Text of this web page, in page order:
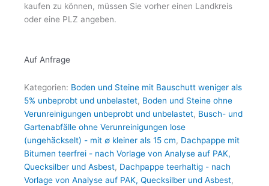
kaufen zu können, müssen Sie vorher einen Landkreis
oder eine PLZ angeben.
Auf Anfrage
Kategorien: Boden und Steine mit Bauschutt weniger als
5% unbeprobt und unbelastet, Boden und Steine ohne
Verunreinigungen unbeprobt und unbelastet, Busch- und
Gartenabfälle ohne Verunreinigungen lose
(ungehäckselt) - mit ∅ kleiner als 15 cm, Dachpappe mit
Bitumen teerfrei - nach Vorlage von Analyse auf PAK,
Quecksilber und Asbest, Dachpappe teerhaltig - nach
Vorlage von Analyse auf PAK, Quecksilber und Asbest,